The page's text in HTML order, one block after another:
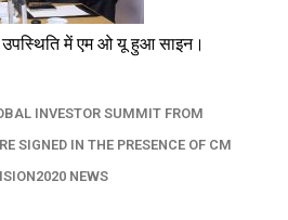
उपस्थिति में एम ओ यू हुआ साइन।
INVESTOR SUMMIT FROM
SIGNED IN THE PRESENCE OF CM
NEWS